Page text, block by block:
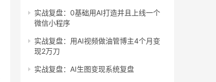
实战复盘：0基础用AI打造并且上线一个
微信小程序
实战复盘：用AI视频做油管博主4个月变
现2万刀
实战复盘：AI生图变现系统复盘